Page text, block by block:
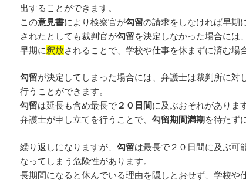
出することができます。
この意見書により検察官が勾留の請求をしなければ早期
されたとしても裁判官が勾留を決定しなかった場合には、
早期に釈放されることで、学校や仕事を休まずに済む場
勾留が決定してしまった場合には、弁護士は裁判所に対
行うことができます。
勾留は延長も含め最長で ２０日間に及ぶおそれがありま
弁護士が申し立てを行うことで、 勾留期間満期 を待たず
繰り返しになりますが、 勾留は最長で２０日間に及ぶ可
なってしまう危険性があります。
長期間になると休んでいる理由を隠しとおせず、学校や